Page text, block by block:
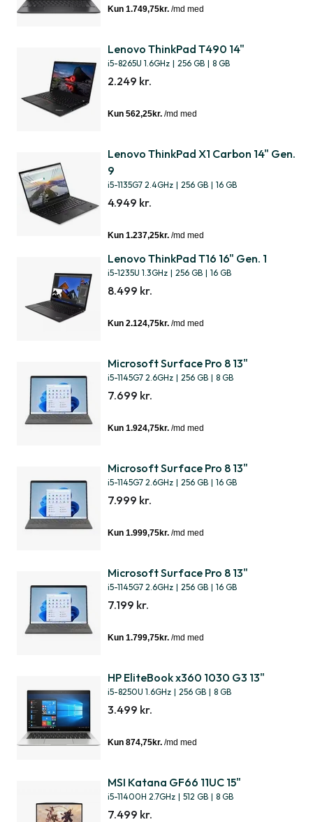
Lenovo ThinkPad T490 14"
i5-8265U 1.6GHz | 256 GB | 8 GB
2.249 kr.
Lenovo ThinkPad X1 Carbon 14" Gen.
9
i5-1135G7 2.4GHz | 256 GB | 16 GB
4.949 kr.
Lenovo ThinkPad T16 16" Gen. 1
i5-1235U 1.3GHz | 256 GB | 16 GB
8.499 kr.
Microsoft Surface Pro 8 13"
i5-1145G7 2.6GHz | 256 GB | 8 GB
7.699 kr.
Microsoft Surface Pro 8 13"
i5-1145G7 2.6GHz | 256 GB | 16 GB
7.999 kr.
Microsoft Surface Pro 8 13"
i5-1145G7 2.6GHz | 256 GB | 16 GB
7.199 kr.
HP EliteBook x360 1030 G3 13"
i5-8250U 1.6GHz | 256 GB | 8 GB
3.499 kr.
MSI Katana GF66 11UC 15"
i5-11400H 2.7GHz | 512 GB | 8 GB
7.499 kr.